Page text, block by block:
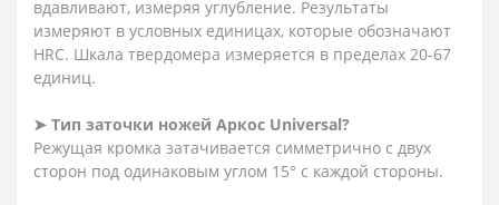
вдавливают, измеряя углубление. Результаты
измеряют в условных единицах, которые обозначают
HRC. Шкала твердомера измеряется в пределах 20-67
единиц.
➤ Тип заточки ножей Аркос Universal?
Режущая кромка затачивается симметрично с двух
сторон под одинаковым углом 15° с каждой стороны.